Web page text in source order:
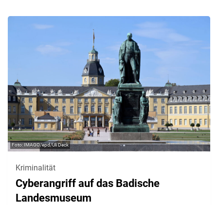
IMAGO/epd/Uli Deck
Kriminalität
Cyberangriff auf das Badische
Landesmuseum